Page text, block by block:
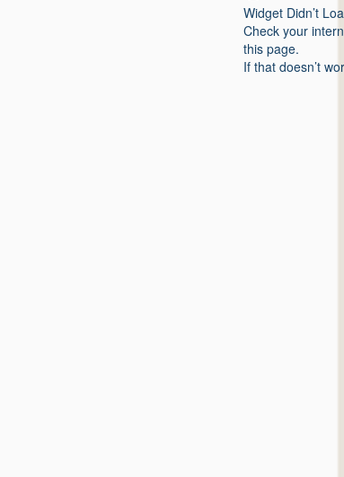
Widget Didn’t
Check your
this page.
If that doesn’t